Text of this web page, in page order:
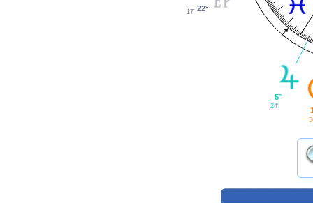
22°
17'
5°
24'